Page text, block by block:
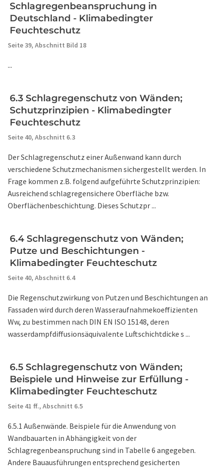
Schlagregenbeanspruchung in
Deutschland - Klimabedingter
Feuchteschutz
Seite 39, Abschnitt Bild 18
...
6.3 Schlagregenschutz von Wänden;
Schutzprinzipien - Klimabedingter
Feuchteschutz
Seite 40, Abschnitt 6.3
Der Schlagregenschutz einer Außenwand kann durch
verschiedene Schutzmechanismen sichergestellt werden. In
Frage kommen z.B. folgend aufgeführte Schutzprinzipien:
Ausreichend schlagregensichere Oberfläche bzw.
Oberflächenbeschichtung. Dieses Schutzpr ...
6.4 Schlagregenschutz von Wänden;
Putze und Beschichtungen -
Klimabedingter Feuchteschutz
Seite 40, Abschnitt 6.4
Die Regenschutzwirkung von Putzen und Beschichtungen an
Fassaden wird durch deren Wasseraufnahmekoeffizienten
Ww, zu bestimmen nach DIN EN ISO 15148, deren
wasserdampfdiffusionsäquivalente Luftschichtdicke s ...
6.5 Schlagregenschutz von Wänden;
Beispiele und Hinweise zur Erfüllung -
Klimabedingter Feuchteschutz
Seite 41 ff., Abschnitt 6.5
6.5.1 Außenwände. Beispiele für die Anwendung von
Wandbauarten in Abhängigkeit von der
Schlagregenbeanspruchung sind in Tabelle 6 angegeben.
Andere Bauausführungen entsprechend gesicherten